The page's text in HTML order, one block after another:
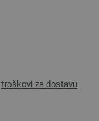
troškovi za dostavu